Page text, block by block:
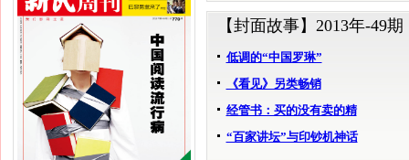
【封面故事】 2013年-49期
低调的“中国罗琳”
《看见》另类畅销
经管书：买的没有卖的精
“百家讲坛”与印钞机神话